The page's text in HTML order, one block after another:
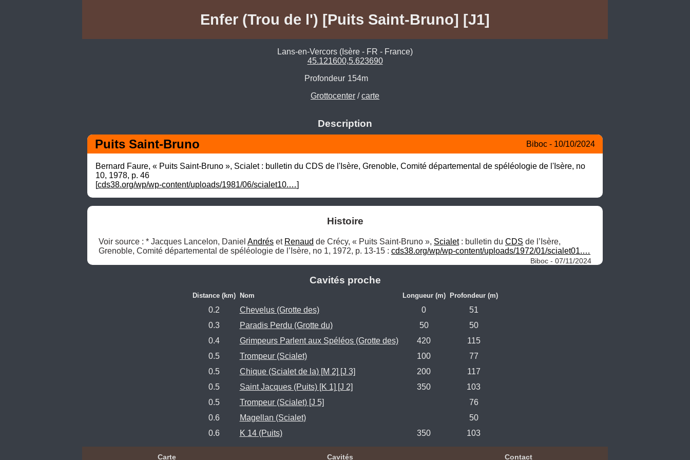
Enfer (Trou de l') [Puits Saint-Bruno] [J1]
Lans-en-Vercors (Isère - FR - France)
45.121600,5.623690
Profondeur 154m
Grottocenter /carte
Description
Puits Saint-Bruno Biboc - 10/10/2024
Bernard Faure, « Puits Saint-Bruno », Scialet : bulletin du CDS de l'Isère, Grenoble, Comité départemental de spéléologie de l'Isère, no
10,‎ 1978, p. 46
[cds38.org/wp/wp-content/uploads/1981/06/scialet10.…]
Histoire
Voir source : * Jacques Lancelon, Daniel Andrés et Renaud de Crécy, « Puits Saint-Bruno », Scialet : bulletin du CDS de l’Isère,
Grenoble, Comité départemental de spéléologie de l’Isère, no 1, 1972, p. 13-15 : cds38.org/wp/wp-content/uploads/1972/01/scialet01.…
Biboc - 07/11/2024
Cavités proche
Distance (km) Nom Longueur (m) Profondeur (m)
0.2 Chevelus (Grotte des) 0
51
0.3
Paradis Perdu (Grotte du) 50
50
0.4
Grimpeurs Parlent aux Spéléos (Grotte des) 420
115
0.5
Trompeur (Scialet) 100
77
0.5
Chique (Scialet de la) [M 2] [J 3] 200
117
0.5
Saint Jacques (Puits) [K 1] [J 2] 350
103
0.5
Trompeur (Scialet) [J 5]
76
0.6
Magellan (Scialet)
50
0.6
K 14 (Puits) 350 103
Carte Cavités Contact